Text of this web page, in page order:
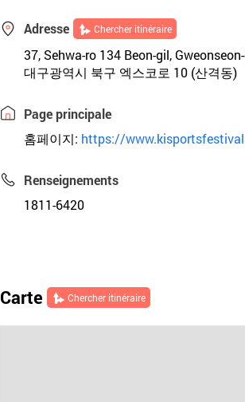
Adresse Chercher itinéraire
37, Sehwa-ro 134 Beon-gil,
대구광역시 북구 엑스코로 10 (산격동)
Page principale
홈페이지: https://
Renseignements
1811-6420
Carte Chercher itinéraire